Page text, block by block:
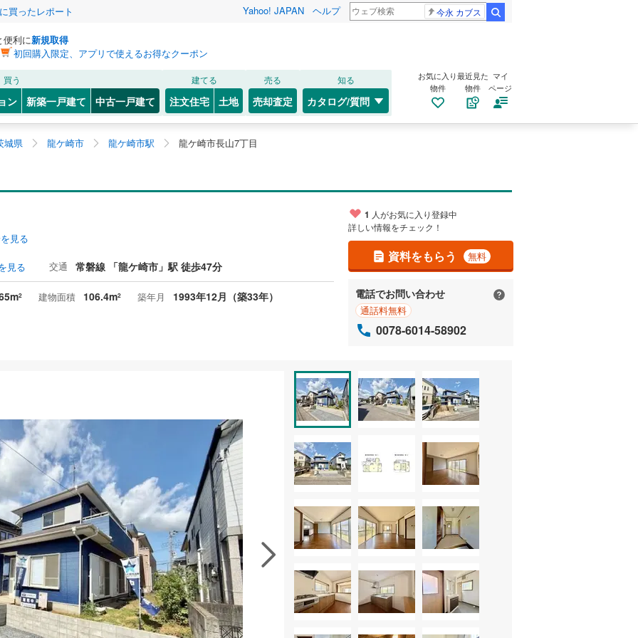
買ったレポート Yahoo! JAPAN ヘルプ 今永 カブス
便利に新規取得
初回購入限定、アプリで使えるお得なクーポン
買う
ン 新築一戸建て 中古一戸建て
建てる
注文住宅 土地
売る
売却査定
知る
カタログ/質問
お気に入り
物件
最近見た
物件
マイ
ページ
城県 龍ケ崎市 龍ケ崎市駅 龍ケ崎市長山7丁目
見る
見る 交通 常磐線 「龍ケ崎市」駅 徒歩47分
2 建物面積 106.4m2 築年月 1993年12月（築33年）
1 人がお気に入り登録中
詳しい情報をチェック！
資料をもらう 無料
電話でお問い合わせ
通話料無料
0078-6014-58902
資料をもらう 無料
の似た物件を見る
に入りに追加する